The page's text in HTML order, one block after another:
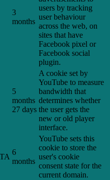
3
months
users by tracking
user behaviour
across the web, on
sites that have
Facebook pixel or
Facebook social
plugin.
5
months
27 days
A cookie set by
YouTube to measure
bandwidth that
determines whether
the user gets the
new or old player
interface.
6
months
YouTube sets this
cookie to store the
user's cookie
consent state for the
current domain.